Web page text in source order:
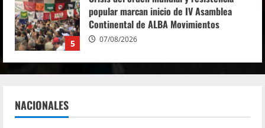
1
Revolución a delegados de la IV Asamblea
Continental ALBA Movimientos
08/08/2026
2
NACIONALES